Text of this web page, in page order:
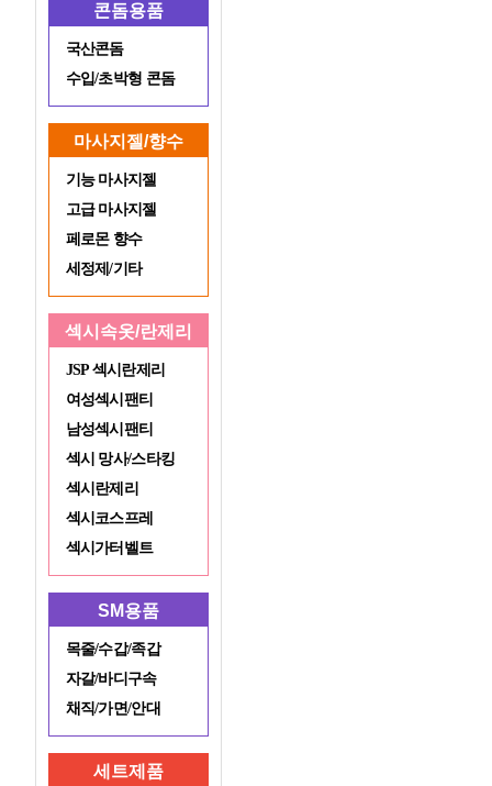
콘돔용품
국산콘돔
수입/초박형 콘돔
마사지젤/향수
기능 마사지젤
고급 마사지젤
페로몬 향수
세정제/기타
섹시속옷/란제리
JSP 섹시란제리
여성섹시팬티
남성섹시팬티
섹시 망사/스타킹
섹시란제리
섹시코스프레
섹시가터벨트
SM용품
목줄/수갑/족갑
자갈/바디구속
채직/가면/안대
세트제품